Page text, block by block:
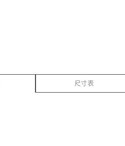
尺寸表